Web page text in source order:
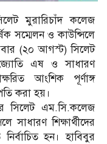
মুরারিচাঁদ কলেজ
সম্মেলন ও কাউন্সিলে
(২০ আগস্ট) সিলেট
এষ ও সাধারণ
আংশিক পূর্ণাঙ্গ
করা হয়।
এম.সি.কলেজ
সাধারণ শিক্ষার্থীদের
হন। হাবিবুর